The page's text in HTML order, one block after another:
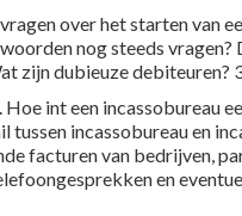
over het starten van
nog steeds
zijn dubieuze debiteuren?
Hoe int een incassobureau
tussen incassobureau en
facturen van bedrijven,
en